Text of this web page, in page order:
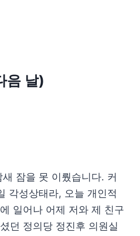
음 날)
잠을 못 이뤘습니다. 커
각성상태라, 오늘 개인적
일어나 어제 저와 제 친구
던 정의당 정진후 의원실